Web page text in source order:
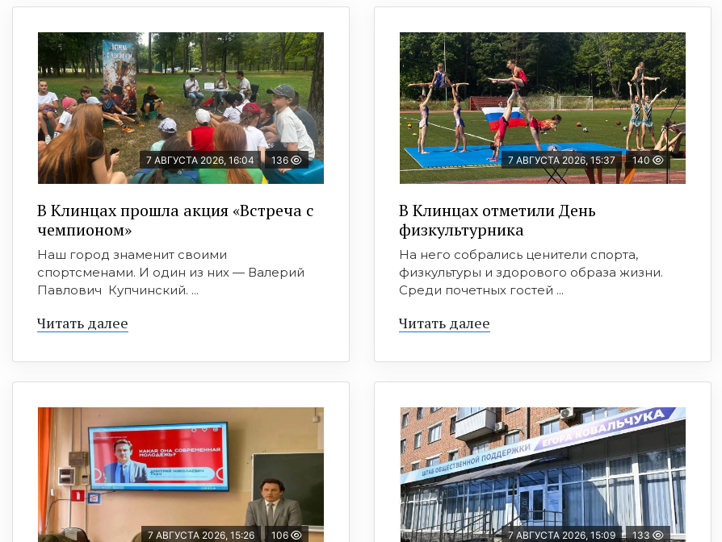
7 АВГУСТА 2026, 16:04 136
В Клинцах прошла акция «Встреча с
чемпионом»
Наш город знаменит своими
спортсменами. И один из них — Валерий
Павлович Купчинский. ...
Читать далее
7 АВГУСТА 2026, 15:37 140
В Клинцах отметили День
физкультурника
На него собрались ценители спорта,
физкультуры и здорового образа жизни.
Среди почетных гостей ...
Читать далее
7 АВГУСТА 2026, 15:26 106 7 АВГУСТА 2026, 15:09 133